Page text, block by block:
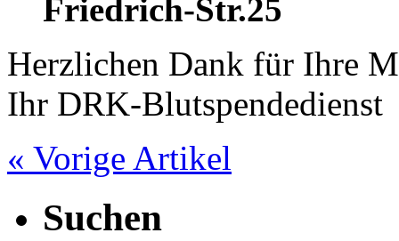
Friedrich-Str.25
Herzlichen Dank für Ihre
Ihr DRK-Blutspendedienst
« Vorige Artikel
Suchen